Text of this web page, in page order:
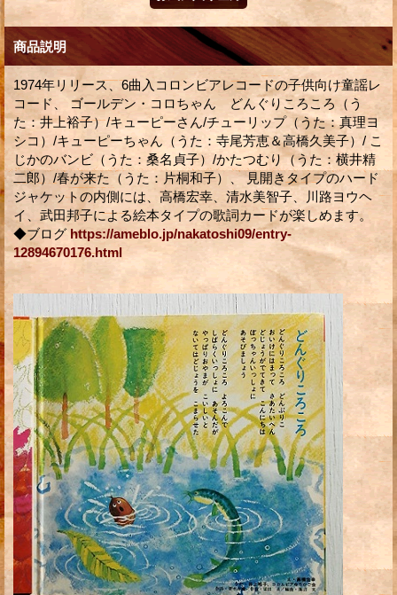
商品説明
1974年リリース、6曲入コロンビアレコードの子供向け童謡レ
コード、 ゴールデン・コロちゃん どんぐりころころ（う
た：井上裕子）/キューピーさん/チューリップ（うた：真理ヨ
シコ）/キューピーちゃん（うた：寺尾芳恵＆高橋久美子）/ こ
じかのバンビ（うた：桑名貞子）/かたつむり（うた：横井精
二郎）/春が来た（うた：片桐和子）、 見開きタイプのハード
ジャケットの内側には、高橋宏幸、清水美智子、川路ヨウヘ
イ、武田邦子による絵本タイプの歌詞カードが楽しめます。
◆ブログ https://ameblo.jp/nakatoshi09/entry-
12894670176.html